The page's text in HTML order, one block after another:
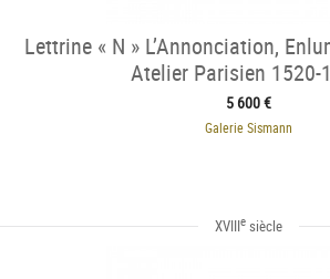
Lettrine « N » L’Annonciation,
Atelier Parisien 1520-
5 600 €
Galerie Sismann
XVIIIesiècle